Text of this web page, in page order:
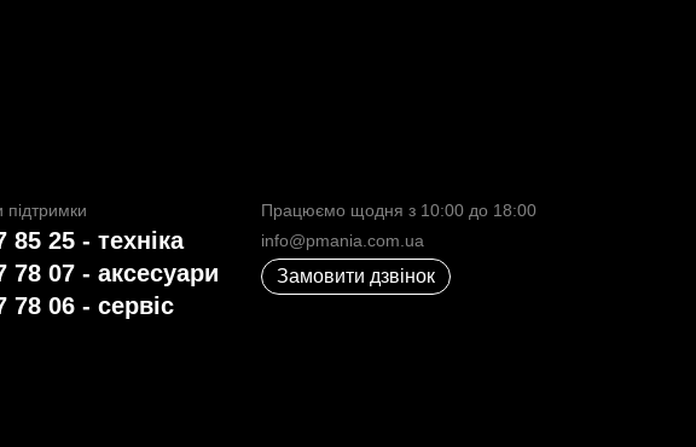
підтримки
85 25 - техніка
78 07 - аксесуари
78 06 - сервіс
Працюємо щодня з 10:00 до 18:00
info@pmania.com.ua
Замовити дзвінок